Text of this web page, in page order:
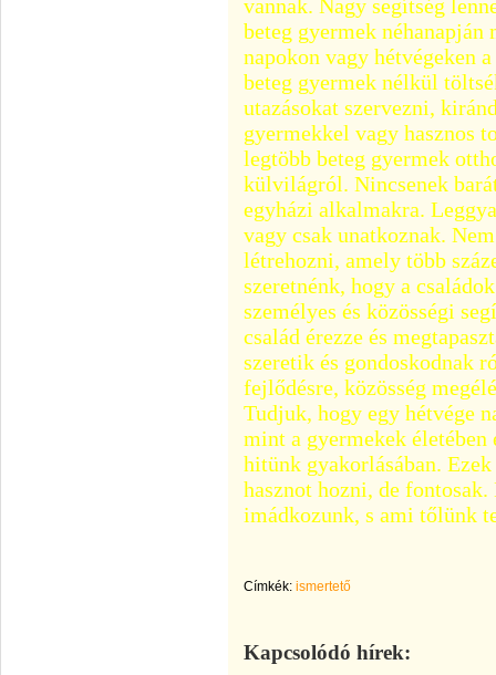
vannak. Nagy segítség
beteg gyermek néhanapján
napokon vagy hétvégeken
beteg gyermek nélkül
utazásokat szervezni,
gyermekkel vagy hasznos
legtöbb beteg gyermek
külvilágról. Nincsenek
egyházi alkalmakra.
vagy csak unatkoznak.
létrehozni, amely több
szeretnénk, hogy a
személyes és közösségi
család érezze és
szeretik és gondoskodnak
fejlődésre, közösség
Tudjuk, hogy egy hétvége
mint a gyermekek életében
hitünk gyakorlásában.
hasznot hozni, de fontosak.
imádkozunk, s ami tőlünk
Címkék: ismertető
Kapcsolódó hírek: